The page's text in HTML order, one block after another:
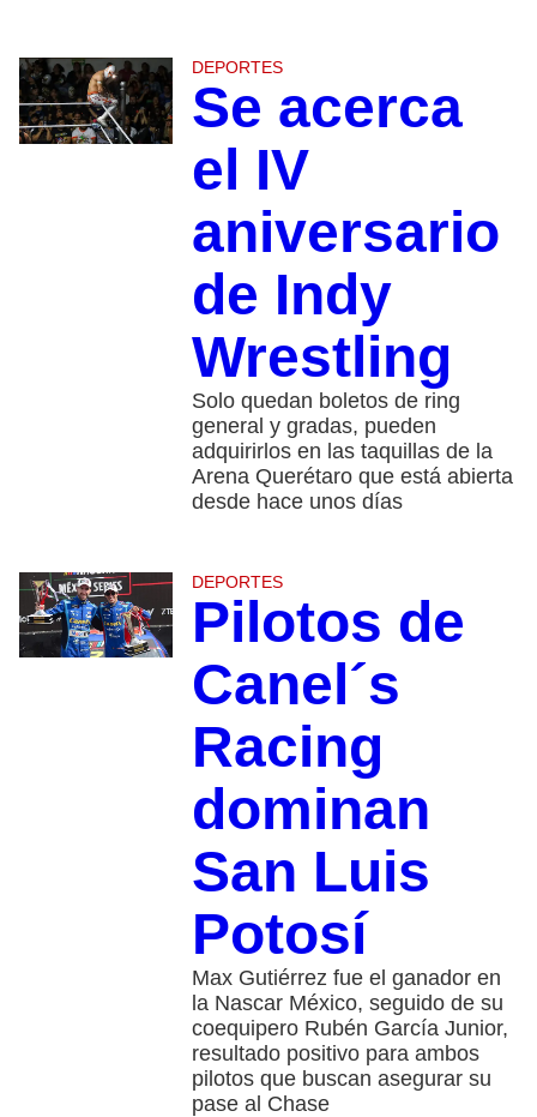
DEPORTES
Se acerca
el IV
aniversario
de Indy
Wrestling
Solo quedan boletos de ring
general y gradas, pueden
adquirirlos en las taquillas de la
Arena Querétaro que está abierta
desde hace unos días
DEPORTES
Pilotos de
Canel´s
Racing
dominan
San Luis
Potosí
Max Gutiérrez fue el ganador en
la Nascar México, seguido de su
coequipero Rubén García Junior,
resultado positivo para ambos
pilotos que buscan asegurar su
pase al Chase